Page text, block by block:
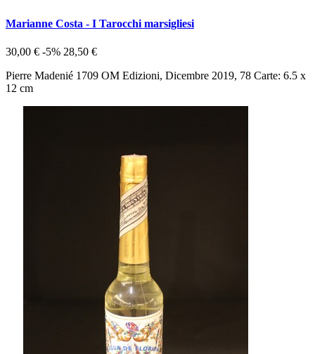
Marianne Costa - I Tarocchi marsigliesi
30,00 € -5% 28,50 €
Pierre Madenié 1709 OM Edizioni, Dicembre 2019, 78 Carte: 6.5 x
12 cm